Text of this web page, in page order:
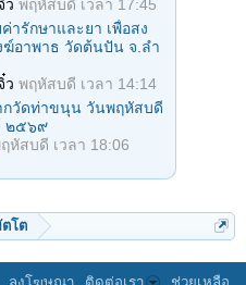
ว พฤหัสบดี เวลา 17:45
ารักษาและยา เพื่อสง
ฆ์อาพาธ วัดต้นปัน จ.ลํา
ว พฤหัสบดี เวลา 14:14
กวัดท่าขนุน วันพฤหัสบดี
๒๕๖๙
หัสบดี เวลา 18:06
โต